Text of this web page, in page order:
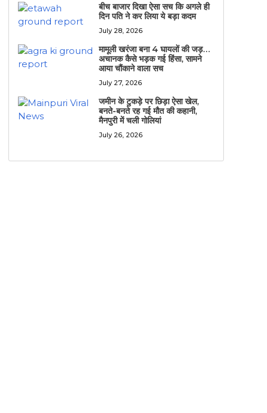
बीच बाजार दिखा ऐसा सच कि अगले ही
दिन पति ने कर लिया ये बड़ा कदम
July 28, 2026
मामूली खरंजा बना 4 घायलों की जड़…
अचानक कैसे भड़क गई हिंसा, सामने
आया चौंकाने वाला सच
July 27, 2026
जमीन के टुकड़े पर छिड़ा ऐसा खेल,
बनते-बनते रह गई मौत की कहानी,
मैनपुरी में चली गोलियां
July 26, 2026